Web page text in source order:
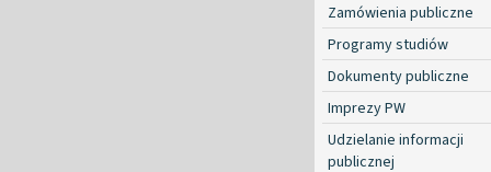
Zamówienia publiczne
Programy studiów
Dokumenty publiczne
Imprezy PW
Udzielanie informacji
publicznej